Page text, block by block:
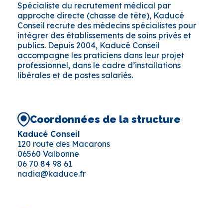
Spécialiste du recrutement médical par
approche directe (chasse de tête), Kaducé
Conseil recrute des médecins spécialistes pour
intégrer des établissements de soins privés et
publics. Depuis 2004, Kaducé Conseil
accompagne les praticiens dans leur projet
professionnel, dans le cadre d’installations
libérales et de postes salariés.
Coordonnées de la structure
Kaducé Conseil
120 route des Macarons
06560 Valbonne
06 70 84 98 61
nadia@kaduce.fr